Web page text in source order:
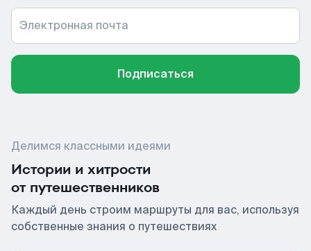
Электронная почта
Подписаться
Делимся классными идеями
Истории и хитрости
от путешественников
Каждый день строим маршруты для вас, используя
собственные знания о путешествиях